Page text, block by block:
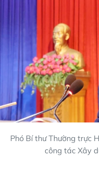
Phó Bí thư Thường trực
công tác Xây